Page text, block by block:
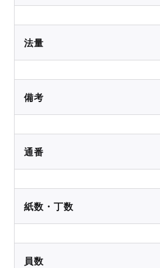
法量
備考
通番
紙数・丁数
員数